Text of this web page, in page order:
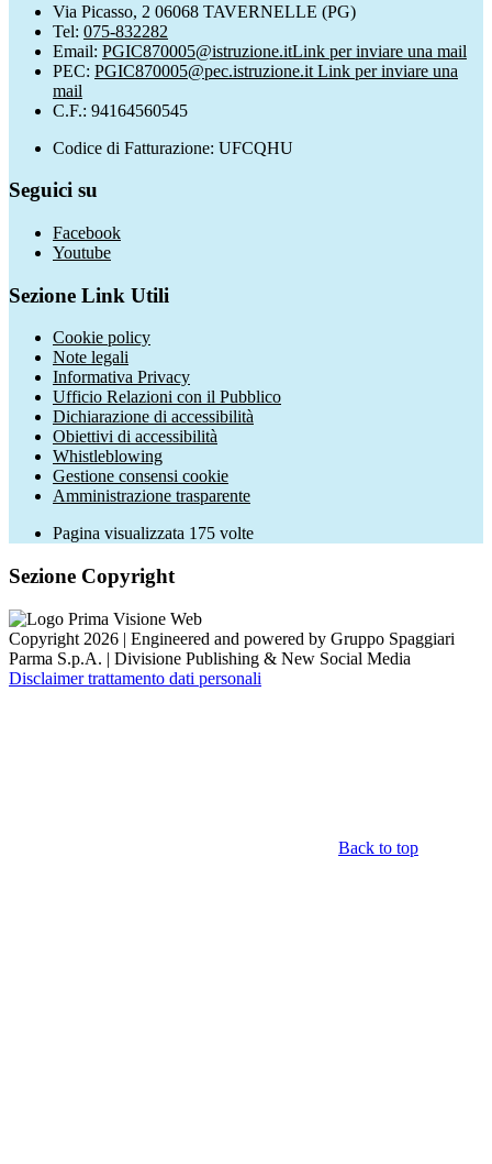
Via Picasso, 2 06068 TAVERNELLE (PG)
Tel: 075-832282
Email: PGIC870005@istruzione.itLink per inviare una mail
PEC: PGIC870005@pec.istruzione.it Link per inviare una
mail
C.F.: 94164560545
Codice di Fatturazione: UFCQHU
Seguici su
Facebook
Youtube
Sezione Link Utili
Cookie policy
Note legali
Informativa Privacy
Ufficio Relazioni con il Pubblico
Dichiarazione di accessibilità
Obiettivi di accessibilità
Whistleblowing
Gestione consensi cookie
Amministrazione trasparente
Pagina visualizzata 175 volte
Sezione Copyright
Copyright 2026 | Engineered and powered by Gruppo Spaggiari
Parma S.p.A. | Divisione Publishing & New Social Media
Disclaimer trattamento dati personali
Back to top